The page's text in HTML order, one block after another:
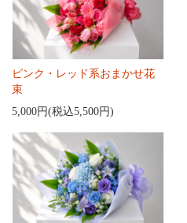
ピンク・レッド系おまかせ花
束
5,000円(税込5,500円)